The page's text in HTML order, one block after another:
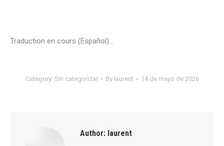
Traduction en cours (Español)…
Category: Sin categorizar By laurent 14 de mayo de 2026
Author: laurent